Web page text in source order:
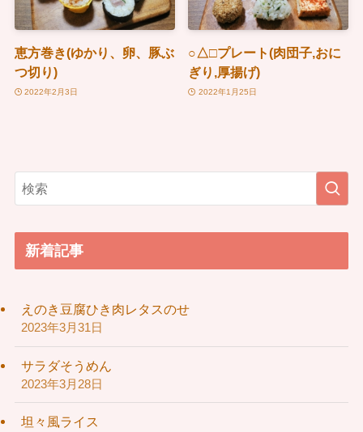
恵方巻き(ゆかり、卵、豚ぶ
つ切り)
2022年2月3日
○△□プレート(肉団子,おに
ぎり,厚揚げ)
2022年1月25日
新着記事
えのき豆腐ひき肉レタスのせ
2023年3月31日
サラダそうめん
2023年3月28日
坦々風ライス